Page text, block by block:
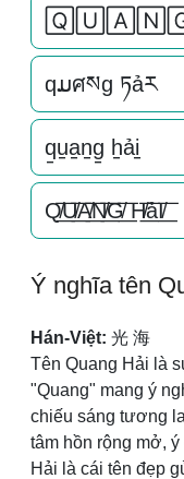
🅀🅄🄰🄽🄶
qມศསg ཏảར
q̠u̠a̠n̠g̠ h̠ải̠
Q̸͟͞U̸͟͞A̸͟͞N̸͟͞G̸͟͞ H̸͟͞ảI̸͟͞
Ý nghĩa tên
Hán-Việt: 光 海
Tên Quang Hải là
"Quang" mang ý
chiếu sáng tương
tâm hồn rộng mở,
Hải là cái tên đẹp